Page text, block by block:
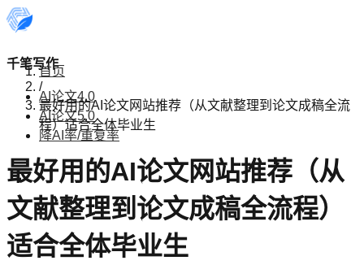
千笔写作
AI论文4.0
AI论文5.0
降AI率/重复率
首页
/
最好用的AI论文网站推荐（从文献整理到论文成稿全流
程）适合全体毕业生
最好用的AI论文网站推荐（从
文献整理到论文成稿全流程）
适合全体毕业生